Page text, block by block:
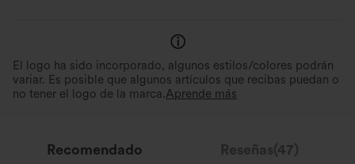
El logo ha sido incorporado, algunos estilos/colores podrán
variar. Es posible que algunos artículos que recibas puedan o
no tener el logo de la marca.Aprende más
Recomendado Reseñas(47)